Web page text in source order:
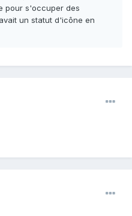
pour s'occuper des
un statut d'icône en